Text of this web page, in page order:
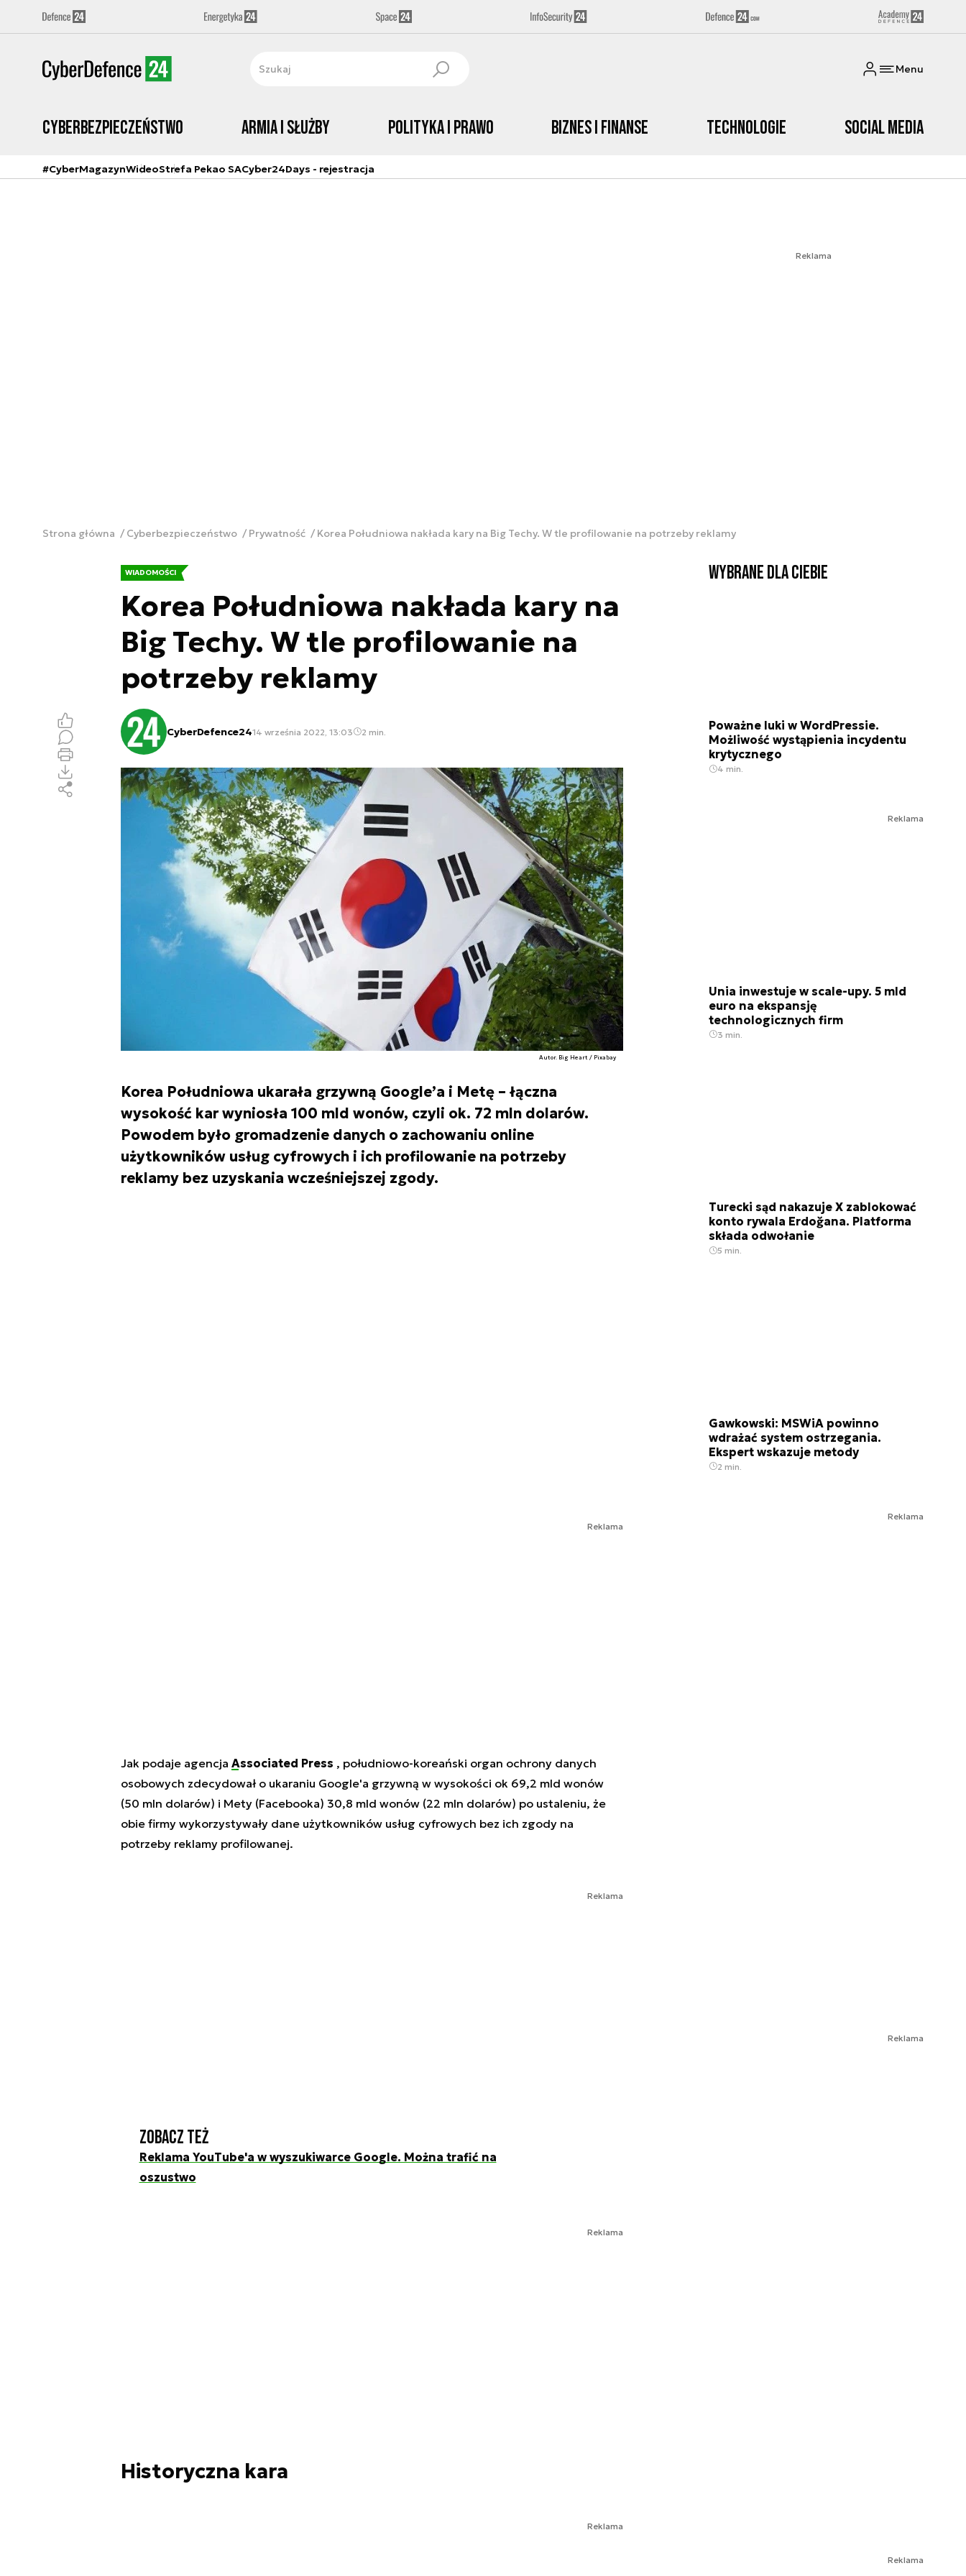
Menu
Cyberbezpieczeństwo Armia i Służby Polityka i prawo Biznes i Finanse Technologie Social media
#CyberMagazynWideoStrefa Pekao SACyber24Days - rejestracja
Reklama
Strona główna Cyberbezpieczeństwo Prywatność Korea Południowa nakłada kary na Big Techy. W tle profilowanie na potrzeby reklamy
WIADOMOŚCI
Korea Południowa nakłada kary na
Big Techy. W tle profilowanie na
potrzeby reklamy
CyberDefence2414 września 2022, 13:03 2 min.
Autor. Big Heart / Pixabay
Korea Południowa ukarała grzywną Google’a i Metę – łączna
wysokość kar wyniosła 100 mld wonów, czyli ok. 72 mln dolarów.
Powodem było gromadzenie danych o zachowaniu online
użytkowników usług cyfrowych i ich profilowanie na potrzeby
reklamy bez uzyskania wcześniejszej zgody.
Reklama
Jak podaje agencja Associated Press , południowo-koreański organ ochrony danych
osobowych zdecydował o ukaraniu Google'a grzywną w wysokości ok 69,2 mld wonów
(50 mln dolarów) i Mety (Facebooka) 30,8 mld wonów (22 mln dolarów) po ustaleniu, że
obie firmy wykorzystywały dane użytkowników usług cyfrowych bez ich zgody na
potrzeby reklamy profilowanej.
Reklama
Zobacz też
Reklama YouTube'a w wyszukiwarce Google. Można trafić na
oszustwo
Reklama
Historyczna kara
Reklama
Wybrane dla Ciebie
Poważne luki w WordPressie.
Możliwość wystąpienia incydentu
krytycznego
4 min.
Reklama
Unia inwestuje w scale-upy. 5 mld
euro na ekspansję
technologicznych firm
3 min.
Turecki sąd nakazuje X zablokować
konto rywala Erdoğana. Platforma
składa odwołanie
5 min.
Gawkowski: MSWiA powinno
wdrażać system ostrzegania.
Ekspert wskazuje metody
2 min.
Reklama
Reklama
Reklama